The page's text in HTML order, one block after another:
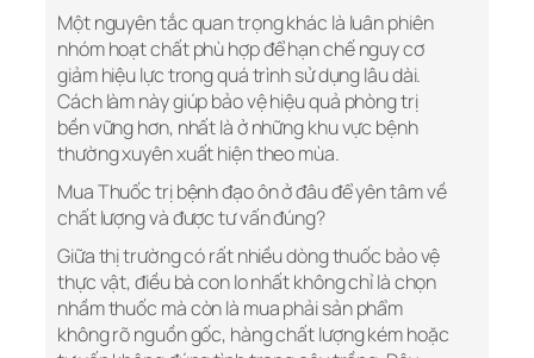
Một nguyên tắc quan trọng khác là luân phiên
nhóm hoạt chất phù hợp để hạn chế nguy cơ
giảm hiệu lực trong quá trình sử dụng lâu dài.
Cách làm này giúp bảo vệ hiệu quả phòng trị
bền vững hơn, nhất là ở những khu vực bệnh
thường xuyên xuất hiện theo mùa.
Mua Thuốc trị bệnh đạo ôn ở đâu để yên tâm về
chất lượng và được tư vấn đúng?
Giữa thị trường có rất nhiều dòng thuốc bảo vệ
thực vật, điều bà con lo nhất không chỉ là chọn
nhầm thuốc mà còn là mua phải sản phẩm
không rõ nguồn gốc, hàng chất lượng kém hoặc